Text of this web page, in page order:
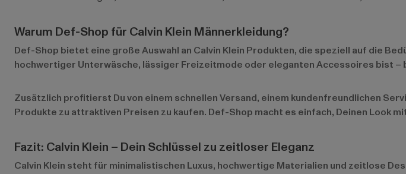
Warum Def-Shop für Calvin Klein Männerkleidung?
Def-Shop bietet eine große Auswahl an Calvin Klein Produkten, die speziell auf die
hochwertiger Unterwäsche, lässiger Freizeitmode oder eleganten Accessoires bist –
Zusätzlich profitierst Du von einem schnellen Versand, einem kundenfreundlichen
Produkte zu attraktiven Preisen zu kaufen. Def-Shop macht es einfach, Deinen Look
Fazit: Calvin Klein – Dein Schlüssel zu zeitloser Eleganz
Calvin Klein steht für minimalistischen Luxus, hochwertige Materialien und zeitlose